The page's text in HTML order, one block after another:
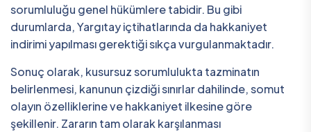
sorumluluğu genel hükümlere tabidir. Bu gibi
durumlarda, Yargıtay içtihatlarında da hakkaniyet
indirimi yapılması gerektiği sıkça vurgulanmaktadır.
Sonuç olarak, kusursuz sorumlulukta tazminatın
belirlenmesi, kanunun çizdiği sınırlar dahilinde, somut
olayın özelliklerine ve hakkaniyet ilkesine göre
şekillenir. Zararın tam olarak karşılanması